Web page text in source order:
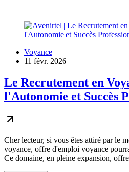
Voyance
11 févr. 2026
Le Recrutement en
l'Autonomie et Succès
Cher lecteur, si vous êtes attiré par le
voyance, offre d'emploi voyance
Ce domaine, en pleine expansion,